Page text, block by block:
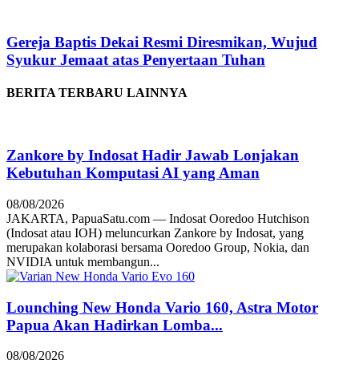
Gereja Baptis Dekai Resmi Diresmikan, Wujud
Syukur Jemaat atas Penyertaan Tuhan
BERITA TERBARU LAINNYA
Zankore by Indosat Hadir Jawab Lonjakan
Kebutuhan Komputasi AI yang Aman
08/08/2026
JAKARTA, PapuaSatu.com — Indosat Ooredoo Hutchison
(Indosat atau IOH) meluncurkan Zankore by Indosat, yang
merupakan kolaborasi bersama Ooredoo Group, Nokia, dan
NVIDIA untuk membangun...
Lounching New Honda Vario 160, Astra Motor
Papua Akan Hadirkan Lomba...
08/08/2026